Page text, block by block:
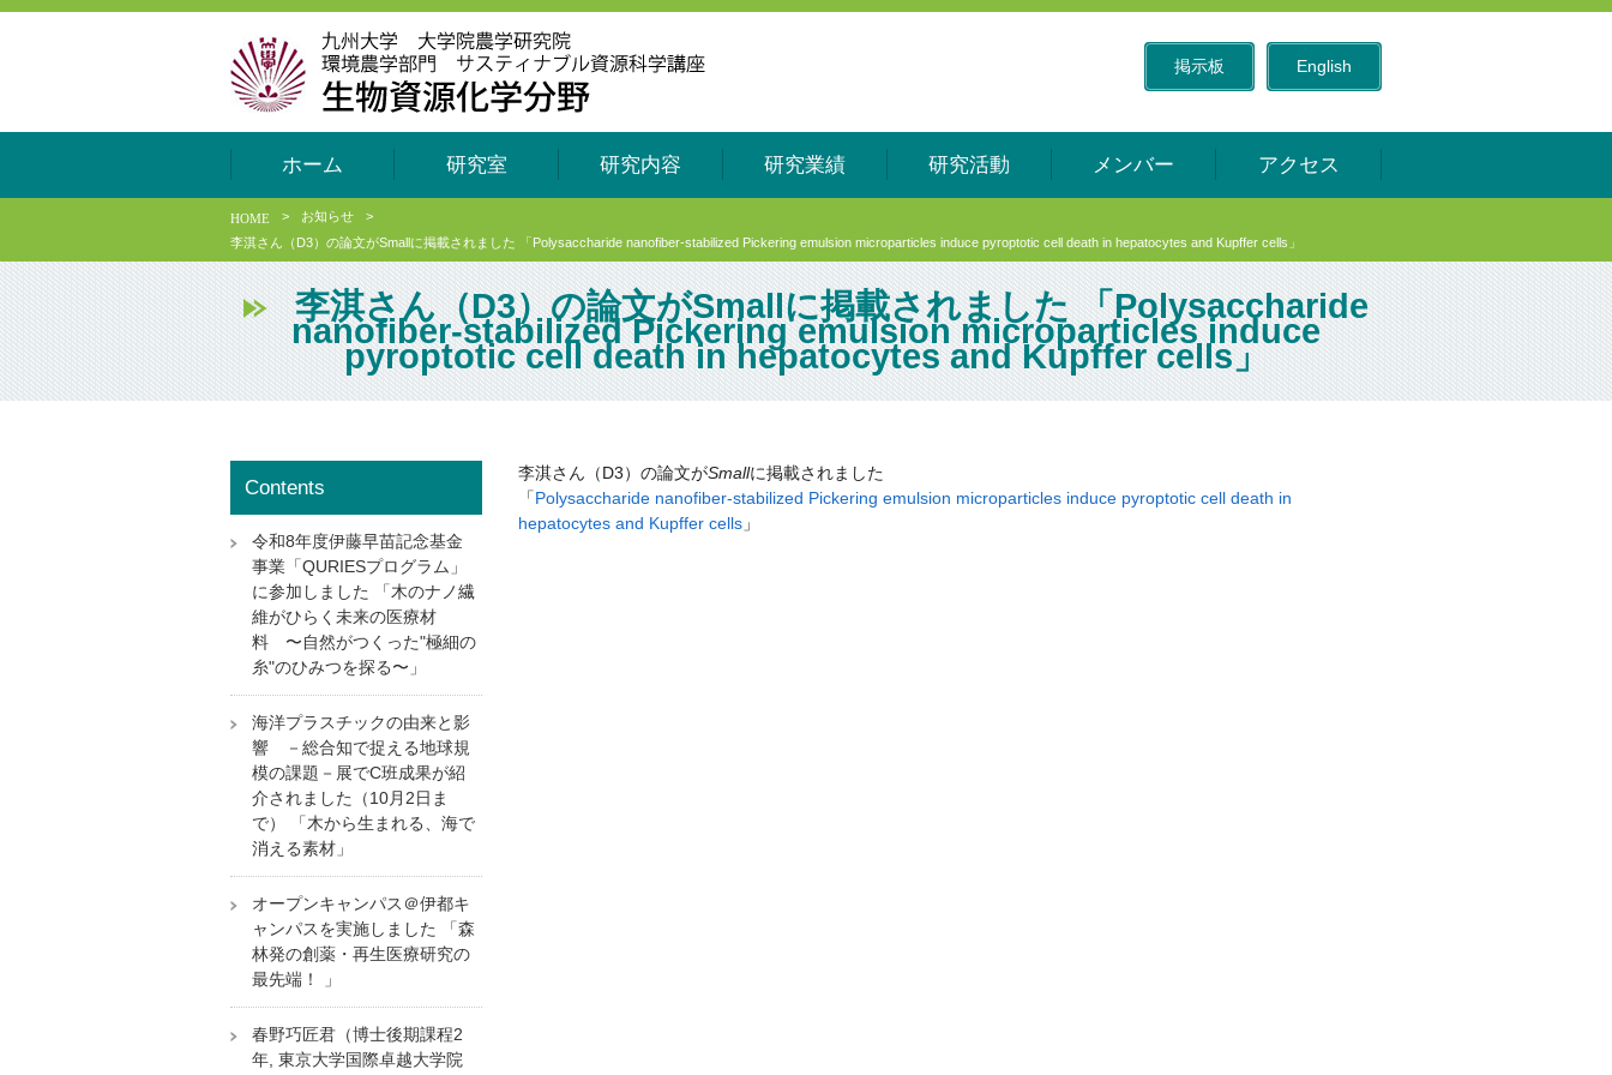
掲示板 English
ホーム 研究室 研究内容 研究業績 研究活動 メンバー アクセス
HOME > お知らせ
>
李淇さん（D3）の論文がSmallに掲載されました 「Polysaccharide nanofiber-stabilized Pickering emulsion microparticles induce pyroptotic cell death in hepatocytes and Kupffer cells」
李淇さん（D3）の論文がSmallに掲載されました 「Polysaccharide
nanofiber-stabilized Pickering emulsion microparticles induce
pyroptotic cell death in hepatocytes and Kupffer cells」
李淇さん（D3）の論文がSmallに掲載されました
「Polysaccharide nanofiber-stabilized Pickering emulsion microparticles induce pyroptotic cell death in
hepatocytes and Kupffer cells 」
Contents
令和8年度伊藤早苗記念基金
事業「QURIESプログラム」
に参加しました 「木のナノ繊
維がひらく未来の医療材
料 〜自然がつくった"極細の
糸"のひみつを探る〜」
海洋プラスチックの由来と影
響 －総合知で捉える地球規
模の課題－展でC班成果が紹
介されました（10月2日ま
で） 「木から生まれる、海で
消える素材」
オープンキャンパス＠伊都キ
ャンパスを実施しました 「森
林発の創薬・再生医療研究の
最先端！ 」
春野巧匠君（博士後期課程2
年, 東京大学国際卓越大学院